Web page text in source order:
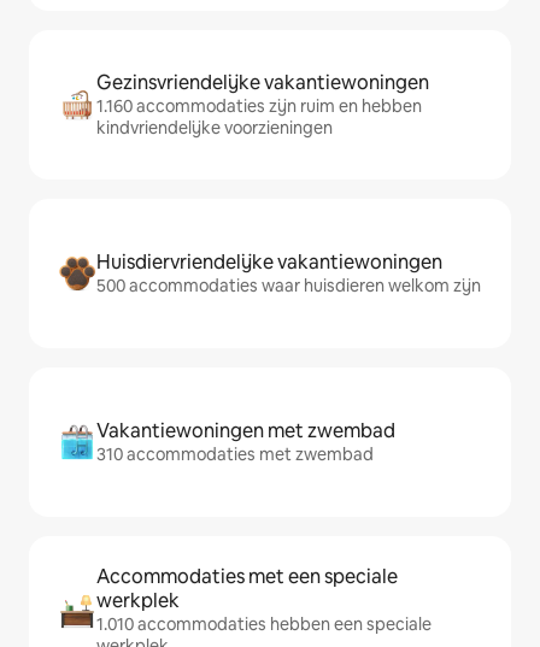
Gezinsvriendelijke vakantiewoningen
1.160 accommodaties zijn ruim en hebben
kindvriendelijke voorzieningen
Huisdiervriendelijke vakantiewoningen
500 accommodaties waar huisdieren welkom zijn
Vakantiewoningen met zwembad
310 accommodaties met zwembad
Accommodaties met een speciale
werkplek
1.010 accommodaties hebben een speciale